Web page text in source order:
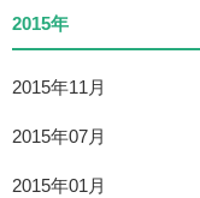
2015年
2015年11月
2015年07月
2015年01月